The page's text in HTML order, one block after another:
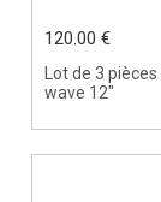
Lot de 3
wave 12"
120.00 €